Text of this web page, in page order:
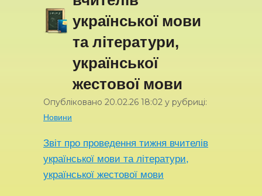
української мови
та літератури,
української
жестової мови
Опубліковано 20.02.26 18:02 у рубриці:
Новини
Звіт про проведення тижня вчителів
української мови та літератури,
української жестової мови